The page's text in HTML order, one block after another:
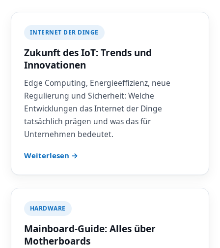
INTERNET DER DINGE
Zukunft des IoT: Trends und
Innovationen
Edge Computing, Energieeffizienz, neue
Regulierung und Sicherheit: Welche
Entwicklungen das Internet der Dinge
tatsächlich prägen und was das für
Unternehmen bedeutet.
Weiterlesen →
HARDWARE
Mainboard-Guide: Alles über
Motherboards